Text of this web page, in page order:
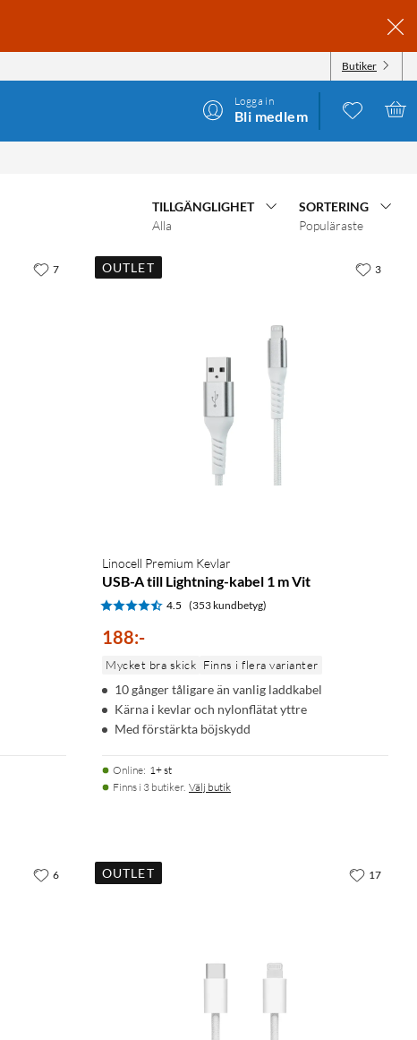
Butiker
Logga in
Bli medlem
TILLGÄNGLIGHET
Alla
SORTERING
Populäraste
7 OUTLET
Linocell Premium Kevlar
USB-A till Lightning-kabel 1 m Vit
4.5 (353 kundbetyg)
188:-
Mycket bra skick Finns i flera varianter
10 gånger tåligare än vanlig laddkabel
Kärna i kevlar och nylonflätat yttre
Med förstärkta böjskydd
Online: 1+ st
Finns i 3 butiker. Välj butik
3
6 OUTLET 17